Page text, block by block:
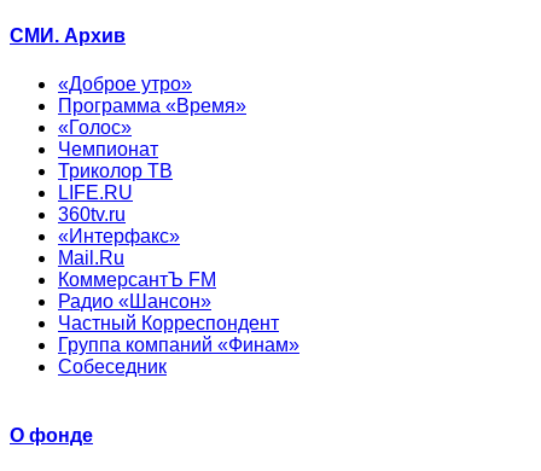
СМИ. Архив
«Доброе утро»
Программа «Время»
«Голос»
Чемпионат
Триколор ТВ
LIFE.RU
360tv.ru
«Интерфакс»
Mail.Ru
КоммерсантЪ FM
Радио «Шансон»
Частный Корреспондент
Группа компаний «Финам»
Собеседник
О фонде